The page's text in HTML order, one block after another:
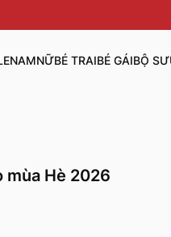
NAMNỮBÉ TRAIBÉ GÁIBỘ
mùa Hè 2026